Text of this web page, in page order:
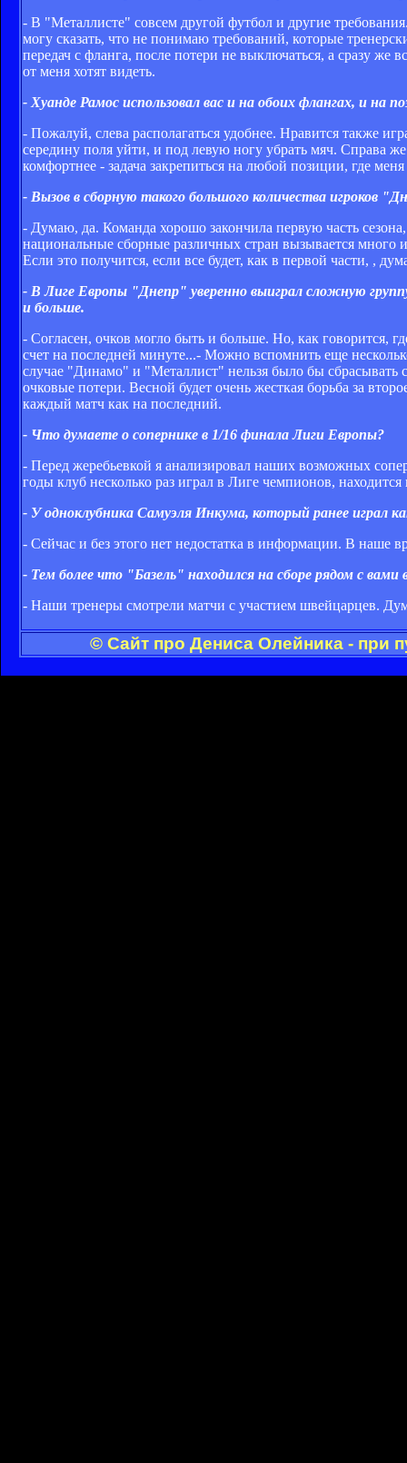
- В "Металлисте" совсем другой футбол и другие
могу сказать, что не понимаю требований, которые
передач с фланга, после потери не выключаться, а сразу
от меня хотят видеть.
- Хуанде Рамос использовал вас и на обоих флангах, и на
- Пожалуй, слева располагаться удобнее. Нравится также
середину поля уйти, и под левую ногу убрать мяч. Справа
комфортнее - задача закрепиться на любой позиции, где
- Вызов в сборную такого большого количества игроков
- Думаю, да. Команда хорошо закончила первую часть
национальные сборные различных стран вызывается много
Если это получится, если все будет, как в первой части, ,
- В Лиге Европы "Днепр" уверенно выиграл сложную
и больше.
- Согласен, очков могло быть и больше. Но, как говорится,
счет на последней минуте...- Можно вспомнить еще
случае "Динамо" и "Металлист" нельзя было бы сбрасывать
очковые потери. Весной будет очень жесткая борьба за
каждый матч как на последний.
- Что думаете о сопернике в 1/16 финала Лиги Европы?
- Перед жеребьевкой я анализировал наших возможных
годы клуб несколько раз играл в Лиге чемпионов,
- У одноклубника Самуэля Инкума, который ранее играл
- Сейчас и без этого нет недостатка в информации. В наше
- Тем более что "Базель" находился на сборе рядом с вами
- Наши тренеры смотрели матчи с участием швейцарцев.
© Сайт про Дениса Олейника - при